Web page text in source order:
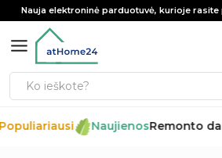
Nauja elektroninė parduotuvė, kurioje
NaujienosRemonto